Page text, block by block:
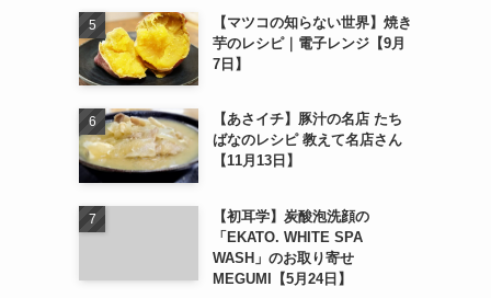
【マツコの知らない世界】焼き
芋のレシピ｜電子レンジ【9月
7日】
【あさイチ】豚汁の名店 たち
ばなのレシピ 教えて名店さん
【11月13日】
【初耳学】炭酸泡洗顔の
「EKATO. WHITE SPA
WASH」のお取り寄せ
MEGUMI【5月24日】